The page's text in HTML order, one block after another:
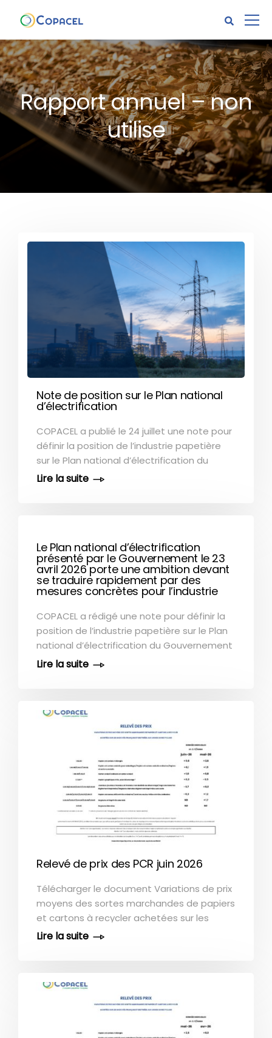
Rapport annuel – non
utilise
Note de position sur le Plan national
d’électrification
COPACEL a publié le 24 juillet une note pour
définir la position de l’industrie papetière
sur le Plan national d’électrification du
Gouvernement. Elle formule à ce titre 4
services rendus aux systèmes électriques
Des aides à l’investissement plus simples et
plus rapides Pour en savoir plus, consultez
le document ici
Le Plan national d’électrification
présenté par le Gouvernement le 23
avril 2026 porte une ambition devant
se traduire rapidement par des
mesures concrètes pour l’industrie
COPACEL a rédigé une note pour définir la
position de l’industrie papetière sur le Plan
national d’électrification du Gouvernement
Télécharger le document
Relevé de prix des PCR juin 2026
Télécharger le document Variations de prix
moyens des sortes marchandes de papiers
et cartons à recycler achetées sur les
marchés français et destinées aux usines
changé en octobre 2016, il n'est pas
possible de reconstituer une série de prix
pour les mois postérieurs à cette date. N. B.
: Le processus de traitement des prix des